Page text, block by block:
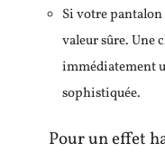
Si votre pantalon
valeur sûre. Une
immédiatement
sophistiquée.
Pour un effet